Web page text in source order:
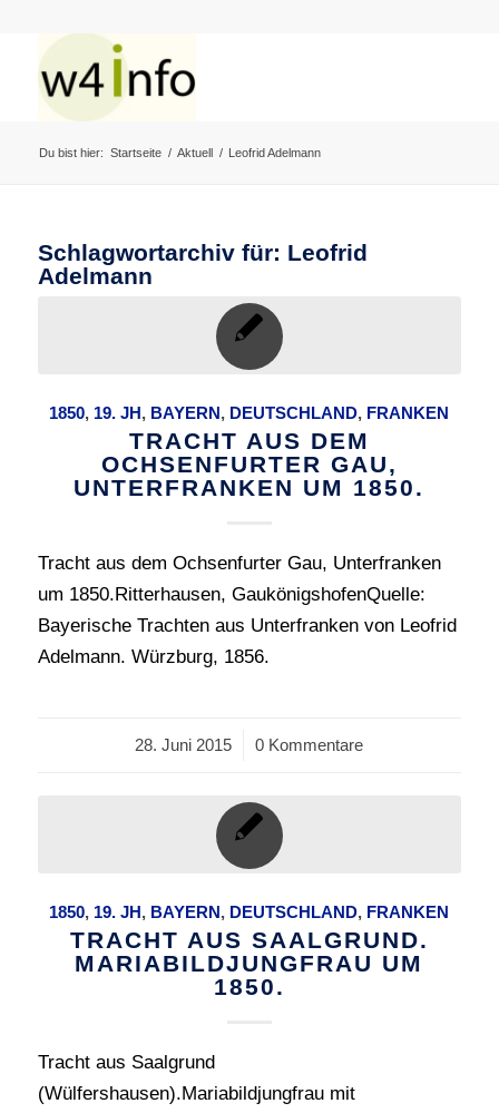
Du bist hier: Startseite / Aktuell / Leofrid Adelmann
Schlagwortarchiv für: Leofrid
Adelmann
1850, 19. JH, BAYERN, DEUTSCHLAND, FRANKEN
TRACHT AUS DEM
OCHSENFURTER GAU,
UNTERFRANKEN UM 1850.
Tracht aus dem Ochsenfurter Gau, Unterfranken
um 1850.Ritterhausen, GaukönigshofenQuelle:
Bayerische Trachten aus Unterfranken von Leofrid
Adelmann. Würzburg, 1856.
28. Juni 2015
/ 0 Kommentare
1850, 19. JH, BAYERN, DEUTSCHLAND, FRANKEN
TRACHT AUS SAALGRUND.
MARIABILDJUNGFRAU UM
1850.
Tracht aus Saalgrund
(Wülfershausen).Mariabildjungfrau mit